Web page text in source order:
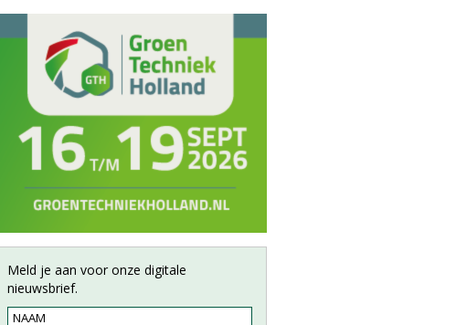
Meld je aan voor onze digitale
nieuwsbrief.